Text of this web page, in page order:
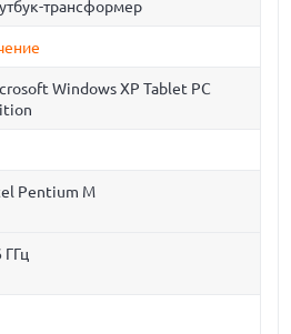
трансформер
Windows XP Tablet PC
Pentium M
ГГц